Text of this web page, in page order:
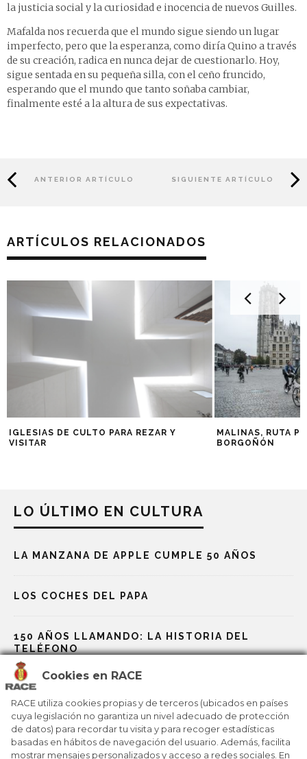
Cookies en RACE
RACE utiliza cookies propias y de terceros (ubicados en países
cuya legislación no garantiza un nivel adecuado de protección
de datos) para recordar tu visita y para recoger estadísticas
basadas en hábitos de navegación del usuario. Además, facilita
mostrar mensajes personalizados y acceso a redes sociales. En
la justicia social y la curiosidad e inocencia de nuevos Guilles.
Mafalda nos recuerda que el mundo sigue siendo un lugar
imperfecto, pero que la esperanza, como diría Quino a través
de su creación, radica en nunca dejar de cuestionarlo. Hoy,
sigue sentada en su pequeña silla, con el ceño fruncido,
esperando que el mundo que tanto soñaba cambiar,
finalmente esté a la altura de sus expectativas.
ANTERIOR ARTÍCULO SIGUIENTE ARTÍCULO
ARTÍCULOS RELACIONADOS
IGLESIAS DE CULTO PARA REZAR Y
VISITAR
MALINAS, RUTA
BORGOÑÓN
LO ÚLTIMO EN CULTURA
LA MANZANA DE APPLE CUMPLE 50 AÑOS
LOS COCHES DEL PAPA
150 AÑOS LLAMANDO: LA HISTORIA DEL
TELÉFONO
GAUDÍ, EL GENIO QUE REDISEÑÓ BARCELONA
BOHEMIAN RHAPSODY, UN HIMNO ENTRE
ÓPERA Y ROCK